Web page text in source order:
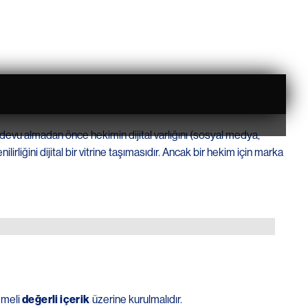
almadan önce hekimin dijital varlığını (sosyal medya,
dijital bir vitrine taşımasıdır. Ancak bir hekim için marka
değerli içerik üzerine kurulmalıdır.